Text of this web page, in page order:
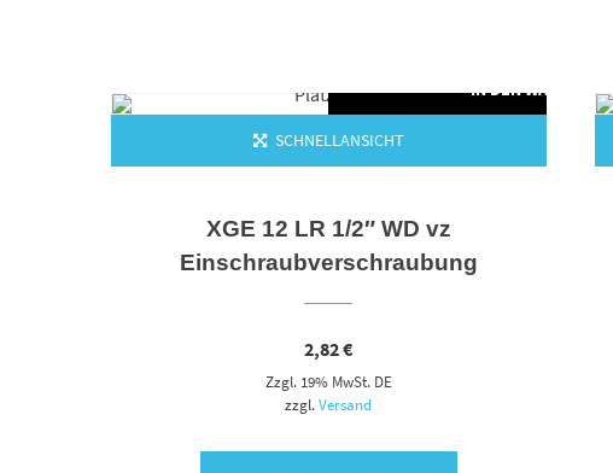
DEN WARENKORB IN DEN WARENKORB
SCHNELLANSICHT
XGE 12 LR 1/2″ WD vz
Einschraubverschraubung
2,82€
Zzgl. 19% MwSt. DE
zzgl.Versand